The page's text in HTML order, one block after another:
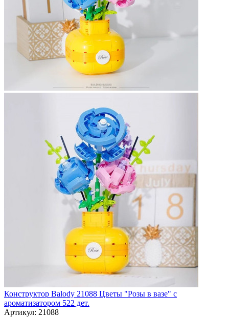
Конструктор Balody 21088 Цветы "Розы в вазе" с
ароматизатором 522 дет.
Артикул: 21088